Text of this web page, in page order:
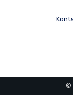
©